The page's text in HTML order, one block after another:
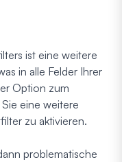
ist eine weitere
in alle Felder Ihrer
Option zum
eine weitere
zu aktivieren.
problematische